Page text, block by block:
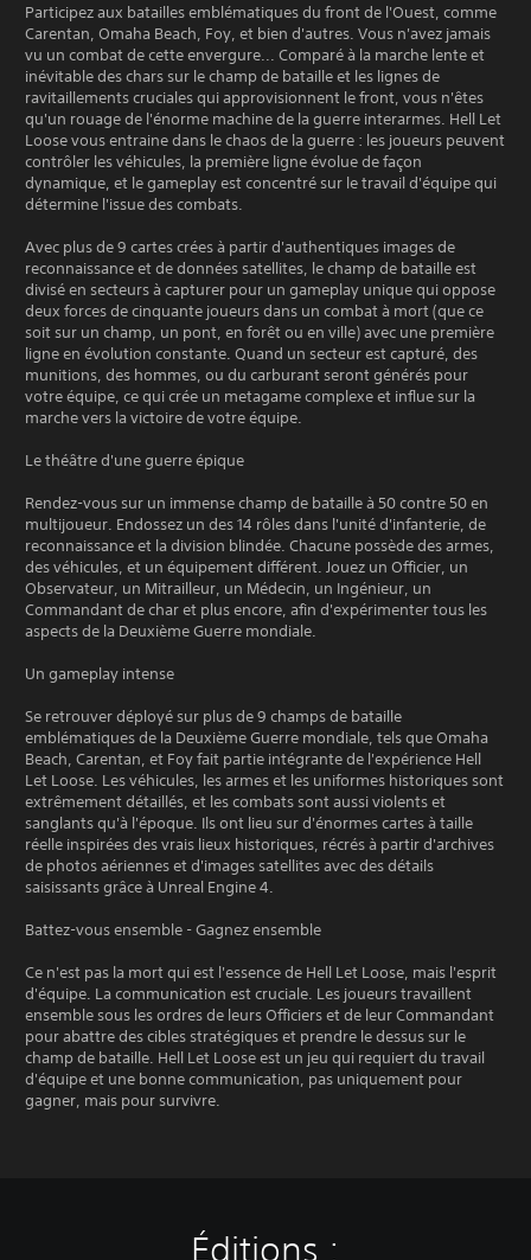
Participez aux batailles emblématiques du front de l'Ouest, comme
Carentan, Omaha Beach, Foy, et bien d'autres. Vous n'avez jamais
vu un combat de cette envergure... Comparé à la marche lente et
inévitable des chars sur le champ de bataille et les lignes de
ravitaillements cruciales qui approvisionnent le front, vous n'êtes
qu'un rouage de l'énorme machine de la guerre interarmes. Hell Let
Loose vous entraine dans le chaos de la guerre : les joueurs peuvent
contrôler les véhicules, la première ligne évolue de façon
dynamique, et le gameplay est concentré sur le travail d'équipe qui
détermine l'issue des combats.
Avec plus de 9 cartes crées à partir d'authentiques images de
reconnaissance et de données satellites, le champ de bataille est
divisé en secteurs à capturer pour un gameplay unique qui oppose
deux forces de cinquante joueurs dans un combat à mort (que ce
soit sur un champ, un pont, en forêt ou en ville) avec une première
ligne en évolution constante. Quand un secteur est capturé, des
munitions, des hommes, ou du carburant seront générés pour
votre équipe, ce qui crée un metagame complexe et influe sur la
marche vers la victoire de votre équipe.
Le théâtre d'une guerre épique
Rendez-vous sur un immense champ de bataille à 50 contre 50 en
multijoueur. Endossez un des 14 rôles dans l'unité d'infanterie, de
reconnaissance et la division blindée. Chacune possède des armes,
des véhicules, et un équipement différent. Jouez un Officier, un
Observateur, un Mitrailleur, un Médecin, un Ingénieur, un
Commandant de char et plus encore, afin d'expérimenter tous les
aspects de la Deuxième Guerre mondiale.
Un gameplay intense
Se retrouver déployé sur plus de 9 champs de bataille
emblématiques de la Deuxième Guerre mondiale, tels que Omaha
Beach, Carentan, et Foy fait partie intégrante de l'expérience Hell
Let Loose. Les véhicules, les armes et les uniformes historiques sont
extrêmement détaillés, et les combats sont aussi violents et
sanglants qu'à l'époque. Ils ont lieu sur d'énormes cartes à taille
réelle inspirées des vrais lieux historiques, récrés à partir d'archives
de photos aériennes et d'images satellites avec des détails
saisissants grâce à Unreal Engine 4.
Battez-vous ensemble - Gagnez ensemble
Ce n'est pas la mort qui est l'essence de Hell Let Loose, mais l'esprit
d'équipe. La communication est cruciale. Les joueurs travaillent
ensemble sous les ordres de leurs Officiers et de leur Commandant
pour abattre des cibles stratégiques et prendre le dessus sur le
champ de bataille. Hell Let Loose est un jeu qui requiert du travail
d'équipe et une bonne communication, pas uniquement pour
gagner, mais pour survivre.
Éditions :